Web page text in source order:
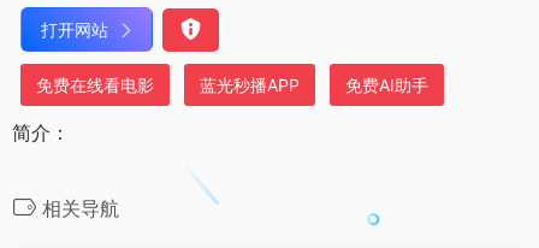
打开网站
免费在线看电影 蓝光秒播APP 免费AI助手
简介：
相关导航